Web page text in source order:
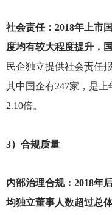
社会责任：2018年上市
度均有较大程度提升，
民企独立提供社会责任
其中国企有247家，是上
2.10倍。
3）合规质量
内部治理合规：2018年
均独立董事人数超过总体